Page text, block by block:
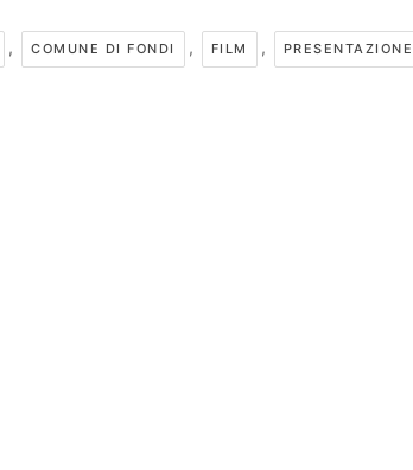
, COMUNE DI FONDI , FILM , PRESENTAZIONE